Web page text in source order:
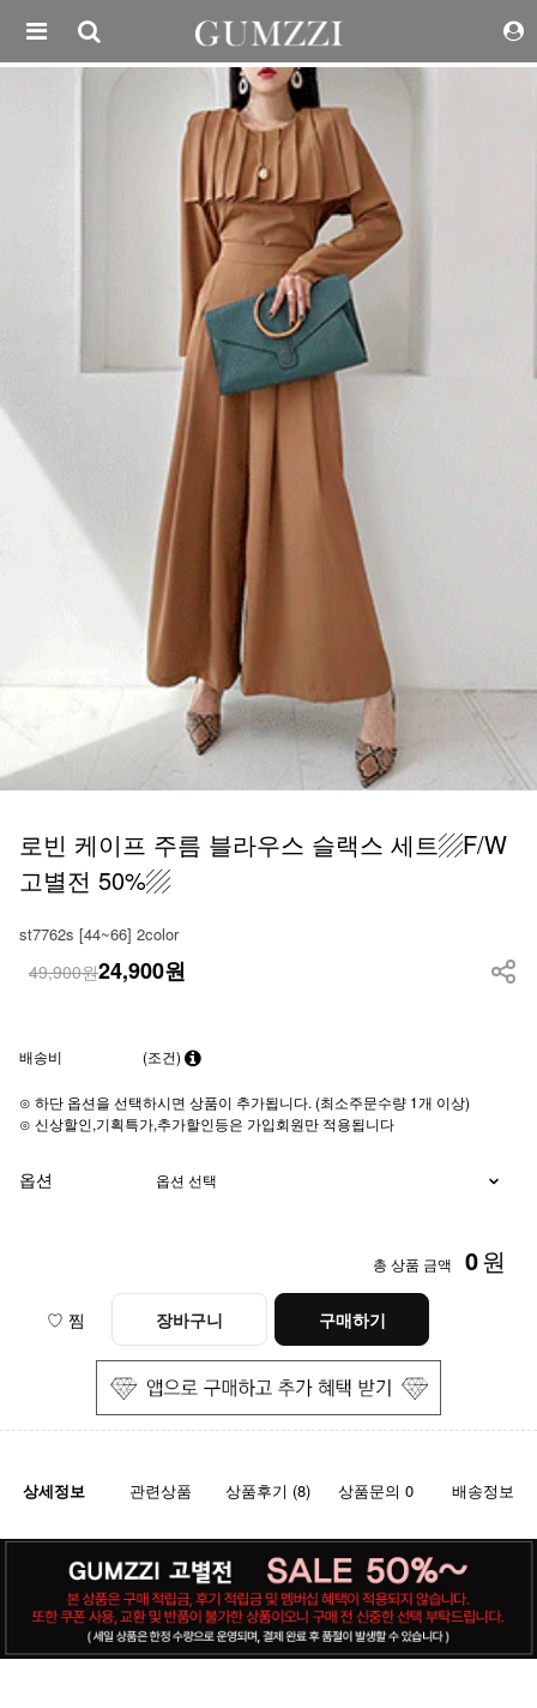
로빈 케이프 주름 블라우스 슬랙스 세트▨F/W
고별전 50%▨
st7762s [44~66] 2color
49,900원24,900원
배송비 (조건)
⊙ 하단 옵션을 선택하시면 상품이 추가됩니다. (최소주문수량 1개 이상)
⊙ 신상할인,기획특가,추가할인등은 가입회원만 적용됩니다
옵션
총 상품 금액 0원
♡ 찜 장바구니 구매하기
상세정보 관련상품 상품후기 (8) 상품문의 0 배송정보